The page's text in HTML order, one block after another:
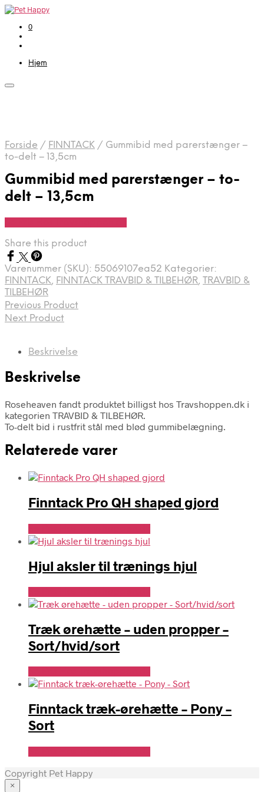
0
Hjem
Forside / FINNTACK / Gummibid med parerstænger –
to-delt – 13,5cm
Gummibid med parerstænger – to-
delt – 13,5cm
Share this product
Varenummer (SKU): 55069107ea52 Kategorier:
FINNTACK, FINNTACK TRAVBID & TILBEHØR, TRAVBID &
TILBEHØR
Previous Product
Next Product
Beskrivelse
Beskrivelse
Roseheaven fandt produktet billigst hos Travshoppen.dk i
kategorien TRAVBID & TILBEHØR.
To-delt bid i rustfrit stål med blød gummibelægning.
Relaterede varer
Finntack Pro QH shaped gjord
Hjul aksler til trænings hjul
Træk ørehætte – uden propper –
Sort/hvid/sort
Finntack træk-ørehætte – Pony –
Sort
Copyright Pet Happy
×